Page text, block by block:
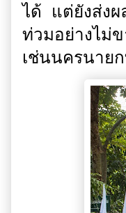
ได้ แต่ยังส่งผ
ท่วมอย่างไม่
เช่นนครนาย